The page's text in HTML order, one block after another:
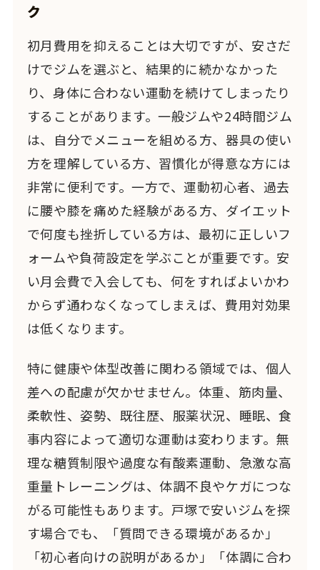
ク
初月費用を抑えることは大切ですが、安さだ
けでジムを選ぶと、結果的に続かなかった
り、身体に合わない運動を続けてしまったり
することがあります。一般ジムや24時間ジム
は、自分でメニューを組める方、器具の使い
方を理解している方、習慣化が得意な方には
非常に便利です。一方で、運動初心者、過去
に腰や膝を痛めた経験がある方、ダイエット
で何度も挫折している方は、最初に正しいフ
ォームや負荷設定を学ぶことが重要です。安
い月会費で入会しても、何をすればよいかわ
からず通わなくなってしまえば、費用対効果
は低くなります。
特に健康や体型改善に関わる領域では、個人
差への配慮が欠かせません。体重、筋肉量、
柔軟性、姿勢、既往歴、服薬状況、睡眠、食
事内容によって適切な運動は変わります。無
理な糖質制限や過度な有酸素運動、急激な高
重量トレーニングは、体調不良やケガにつな
がる可能性もあります。戸塚で安いジムを探
す場合でも、「質問できる環境があるか」
「初心者向けの説明があるか」「体調に合わ